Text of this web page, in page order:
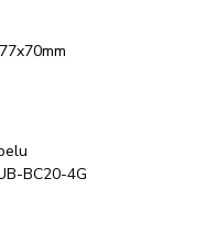
BC20-4G